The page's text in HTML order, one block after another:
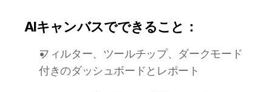
AIキャンバスでできること：
フィルター、ツールチップ、ダークモード
付きのダッシュボードとレポート